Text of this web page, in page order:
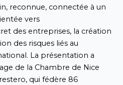
reconnue, connectée à un
vers
des entreprises, la création
des risques liés au
La présentation a
de la Chambre de Nice
qui fédère 86